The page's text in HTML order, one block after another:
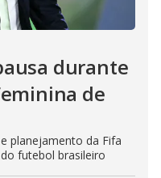
durante
de
planejamento da Fifa
futebol brasileiro